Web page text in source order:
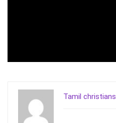
Tamil christians